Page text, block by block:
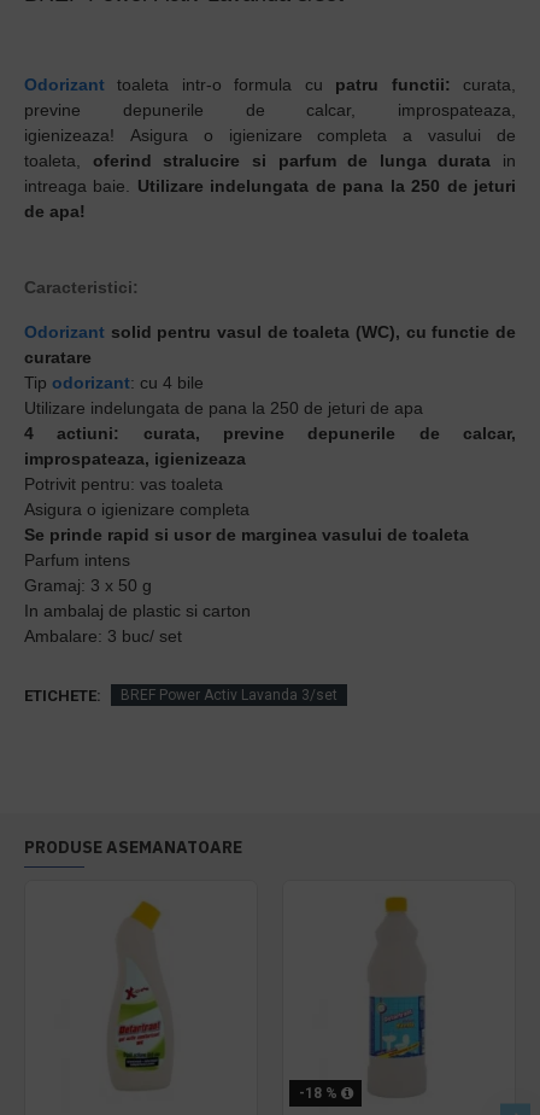
Odorizant toaleta intr-o formula cu patru functii: curata,
previne depunerile de calcar, improspateaza,
igienizeaza! Asigura o igienizare completa a vasului de
toaleta, oferind stralucire si parfum de lunga durata
in
intreaga baie.
Utilizare indelungata de pana la 250 de jeturi
de apa!
Caracteristici:
Odorizant solid pentru vasul de toaleta (WC), cu functie de
curatare
Tip odorizant: cu 4 bile
Utilizare indelungata de pana la 250 de jeturi de apa
4 actiuni: curata, previne depunerile de calcar,
improspateaza, igienizeaza
Potrivit pentru: vas toaleta
Asigura o igienizare completa
Se prinde rapid si usor de marginea vasului de toaleta
Parfum intens
Gramaj: 3 x 50 g
In ambalaj de plastic si carton
Ambalare: 3 buc/ set
ETICHETE: BREF Power Activ Lavanda 3/set
PRODUSE ASEMANATOARE
-18 %